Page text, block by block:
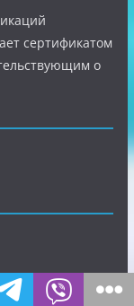
сертификатом
о